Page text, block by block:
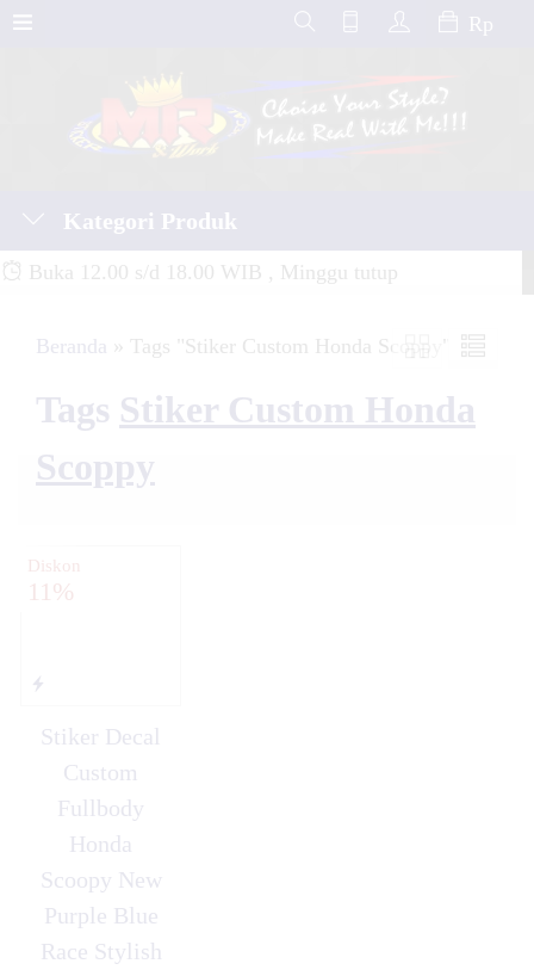
Rp
Kategori Produk
Buka 12.00 s/d 18.00 WIB , Minggu tutup
Beranda » Tags "Stiker Custom Honda Scoppy"
Tags Stiker Custom Honda
Scoppy
Diskon
11%
Stiker Decal
Custom
Fullbody
Honda
Scoopy New
Purple Blue
Race Stylish